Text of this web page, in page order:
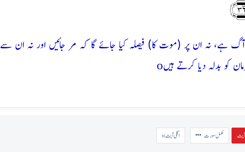
ہے، نہ ان پر (موت کا) فیصلہ کیا جائے گا کہ مر جائیں اور نہ ان سے
کو بدلہ دیا کرتے ہیںo
مکمل سورت « اگلی آیت